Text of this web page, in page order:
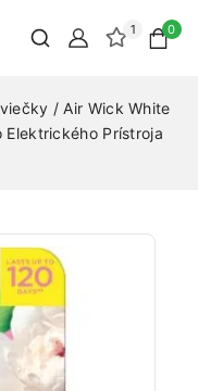
1 0
/ Air Wick White
Elektrického Prístroja